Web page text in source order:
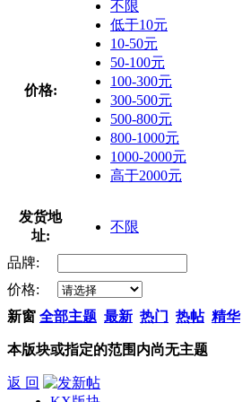
价格:
不限
低于10元
10-50元
50-100元
100-300元
300-500元
500-800元
800-1000元
1000-2000元
高于2000元
发货地
址:
不限
品牌:
价格:
新窗 全部主题 最新 热门 热帖 精华
本版块或指定的范围内尚无主题
返 回